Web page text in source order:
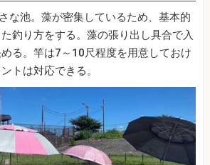
な池。藻が密集しているため、基本的
釣り方をする。藻の張り出し具合で入
る。竿は7～10尺程度を用意しておけ
トは対応できる。